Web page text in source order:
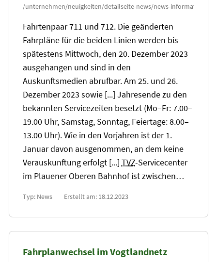
Fahrtenpaar 711 und 712. Die geänderten
Fahrpläne für die beiden Linien werden bis
spätestens Mittwoch, den 20. Dezember 2023
ausgehangen und sind in den
Auskunftsmedien abrufbar. Am 25. und 26.
Dezember 2023 sowie [...] Jahresende zu den
bekannten Servicezeiten besetzt (Mo–Fr: 7.00–
19.00 Uhr, Samstag, Sonntag, Feiertage: 8.00–
13.00 Uhr). Wie in den Vorjahren ist der 1.
Januar davon ausgenommen, an dem keine
Verauskunftung erfolgt [...] TVZ-Servicecenter
im Plauener Oberen Bahnhof ist zwischen…
Typ: News Erstellt am: 18.12.2023
Fahrplanwechsel im Vogtlandnetz